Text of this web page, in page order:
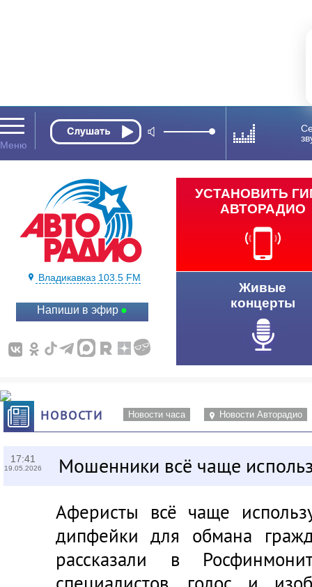
Владикавказ 103.5 FM
Напиши в эфир
УСТАНОВИТЬ
АВТОРАДИО
Живые
концерты
НОВОСТИ Новости часа Новости Авторадио
17:41
19.05.2026 Мошенники всё чаще
Аферисты всё чаще
дипфейки для обмана
рассказали в